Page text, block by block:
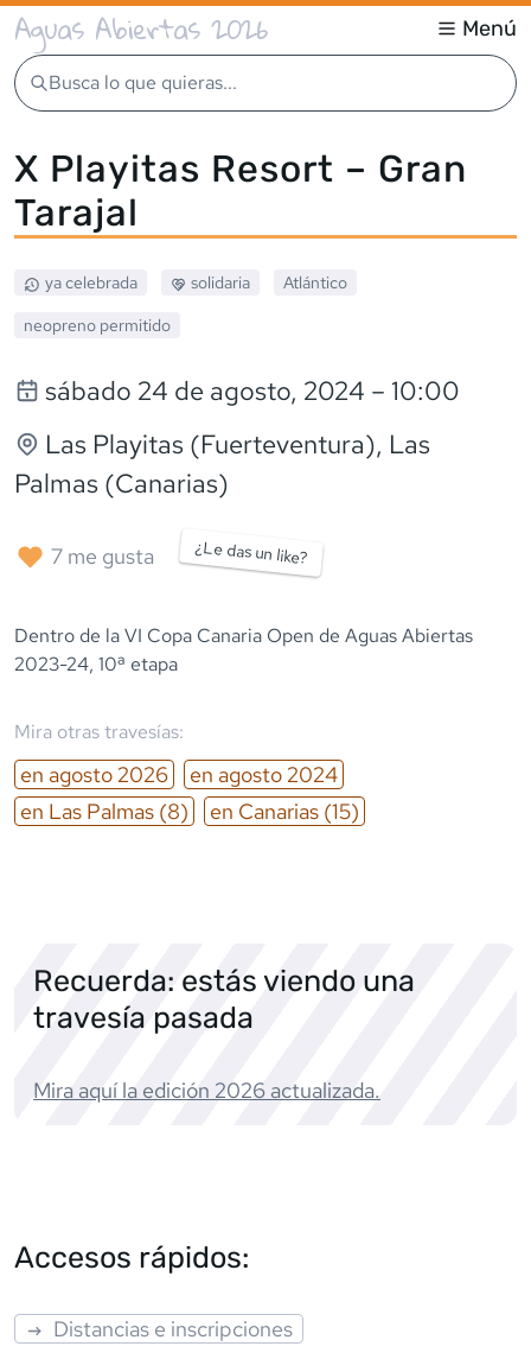
Aguas Abiertas 2026 Menú
Busca lo que quieras...
X Playitas Resort – Gran
Tarajal
ya celebrada solidaria
Atlántico
neopreno permitido
sábado 24 de agosto, 2024 – 10:00
Las Playitas (Fuerteventura), Las
Palmas (Canarias)
7 me gusta ¿Le das un like?
Dentro de la VI Copa Canaria Open de Aguas Abiertas
2023-24, 10ª etapa
Mira otras travesías:
en agosto 2026 en agosto 2024
en Las Palmas (8) en Canarias (15)
Recuerda: estás viendo una
travesía pasada
Mira aquí la edición 2026 actualizada.
Accesos rápidos:
Distancias e inscripciones